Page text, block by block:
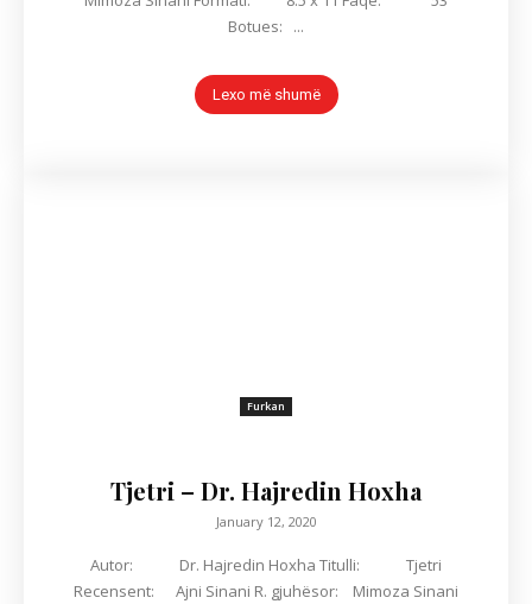
Botues: ...
Lexo më shumë
Furkan
Tjetri – Dr. Hajredin Hoxha
January 12, 2020
Autor: Dr. Hajredin Hoxha Titulli: Tjetri
Recensent: Ajni Sinani R. gjuhësor: Mimoza Sinani